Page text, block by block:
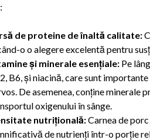
de proteine de înaltă calitate:
o o alegere excelentă pentru
și minerale esențiale: Pe
B6, și niacină, care sunt
De asemenea, conține minerale
oxigenului în sânge.
nutrițională:Carnea de
de nutrienți într-o porție